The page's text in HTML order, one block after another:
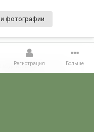
фотографии
Подписчики 0
Регистрация Больше